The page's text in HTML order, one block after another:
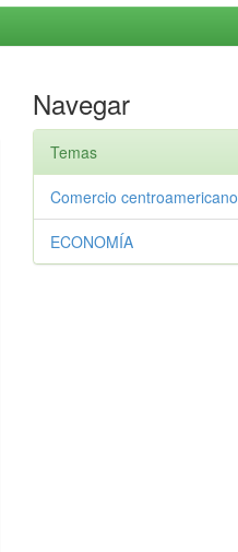
Navegar
Temas
Comercio centroamericano
ECONOMÍA